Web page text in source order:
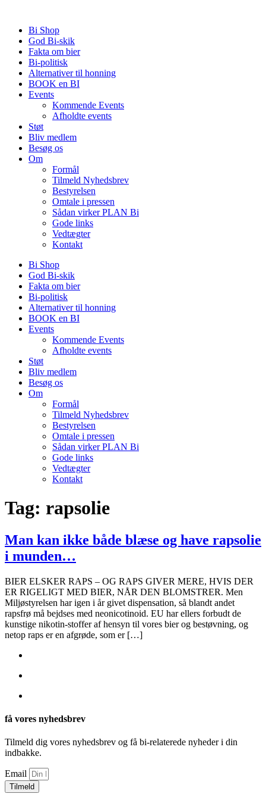
indholdBi Shop
God Bi-skik
Fakta om bier
Bi-politisk
Alternativer til honning
BOOK en BI
Events
Kommende Events
Afholdte events
Støt
Bliv medlem
Besøg os
Om
Formål
Tilmeld Nyhedsbrev
Bestyrelsen
Omtale i pressen
Sådan virker PLAN Bi
Gode links
Vedtægter
Kontakt
Bi Shop
God Bi-skik
Fakta om bier
Bi-politisk
Alternativer til honning
BOOK en BI
Events
Kommende Events
Afholdte events
Støt
Bliv medlem
Besøg os
Om
Formål
Tilmeld Nyhedsbrev
Bestyrelsen
Omtale i pressen
Sådan virker PLAN Bi
Gode links
Vedtægter
Kontakt
Tag: rapsolie
Man kan ikke både blæse og have rapsolie
i munden…
BIER ELSKER RAPS – OG RAPS GIVER MERE, HVIS DER
ER RIGELIGT MED BIER, NÅR DEN BLOMSTRER. Men
Miljøstyrelsen har igen i år givet dispensation, så blandt andet
rapsfrø må bejdses med neonicotinoid. EU har ellers forbudt de
kunstige nikotin-stoffer af hensyn til vores bier og bestøvning, og
netop raps er en afgrøde, som er […]
få vores nyhedsbrev
Tilmeld dig vores nyhedsbrev og få bi-relaterede nyheder i din
indbakke.
Email
Tilmeld